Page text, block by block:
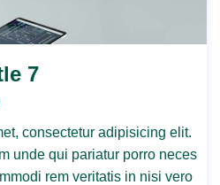
7
consectetur adipisicing elit.
unde qui pariatur porro neces
rem veritatis in nisi vero